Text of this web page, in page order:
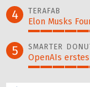
4 TERAFAB
Elon Musks
5 SMARTER
OpenAIs